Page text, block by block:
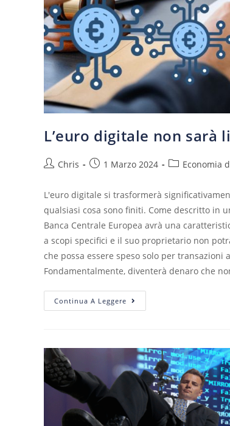
L’euro digitale non
Chris 1 Marzo 2024 Economia
L'euro digitale si trasformerà
qualsiasi cosa sono finiti. Come descritto in
Banca Centrale Europea avrà una
a scopi specifici e il suo proprietario non
che possa essere speso solo per
Fondamentalmente, diventerà denaro che
Continua A Leggere